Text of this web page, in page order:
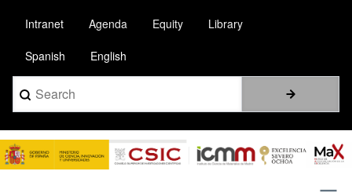
main
content
Intranet Agenda Equity Library
Spanish English
Search
Image